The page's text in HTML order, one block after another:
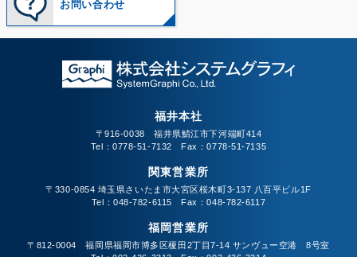
お問い合わせ
福井本社
〒916-0038 福井県鯖江市下河端町414
Tel：0778-51-7132 Fax：0778-51-7135
関東営業所
〒330-0854 埼玉県さいたま市大宮区桜木町3-137 八百平ビル1F
Tel：048-782-6115 Fax：048-782-6117
福岡営業所
〒812-0004 福岡県福岡市博多区榎田2丁目7-14 サンヴュー空港 8号室